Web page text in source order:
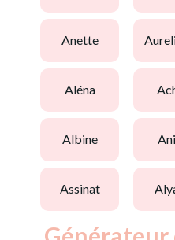
anette
aléna
albine
assinat